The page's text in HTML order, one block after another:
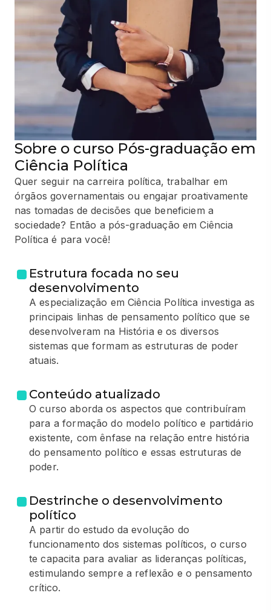
Sobre o curso Pós-graduação em
Ciência Política
Quer seguir na carreira política, trabalhar em
órgãos governamentais ou engajar proativamente
nas tomadas de decisões que beneficiem a
sociedade? Então a pós-graduação em Ciência
Política é para você!
Estrutura focada no seu
desenvolvimento
A especialização em Ciência Política investiga as
principais linhas de pensamento político que se
desenvolveram na História e os diversos
sistemas que formam as estruturas de poder
atuais.
Conteúdo atualizado
O curso aborda os aspectos que contribuíram
para a formação do modelo político e partidário
existente, com ênfase na relação entre história
do pensamento político e essas estruturas de
poder.
Destrinche o desenvolvimento
político
A partir do estudo da evolução do
funcionamento dos sistemas políticos, o curso
te capacita para avaliar as lideranças políticas,
estimulando sempre a reflexão e o pensamento
crítico.